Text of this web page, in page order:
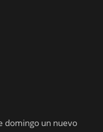
domingo un nuevo